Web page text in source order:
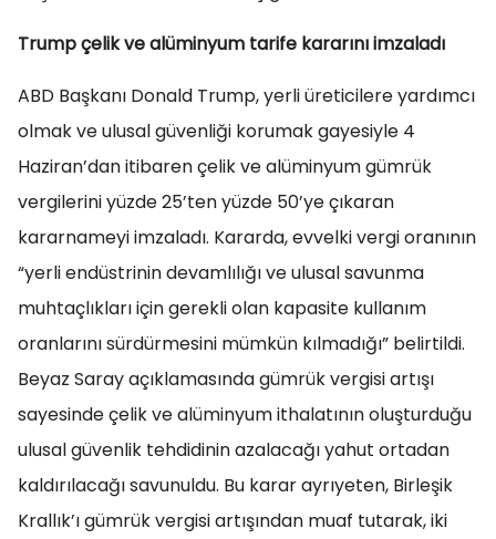
Trump çelik ve alüminyum tarife kararını imzaladı
ABD Başkanı Donald Trump, yerli üreticilere yardımcı
olmak ve ulusal güvenliği korumak gayesiyle 4
Haziran’dan itibaren çelik ve alüminyum gümrük
vergilerini yüzde 25’ten yüzde 50’ye çıkaran
kararnameyi imzaladı. Kararda, evvelki vergi oranının
“yerli endüstrinin devamlılığı ve ulusal savunma
muhtaçlıkları için gerekli olan kapasite kullanım
oranlarını sürdürmesini mümkün kılmadığı” belirtildi.
Beyaz Saray açıklamasında gümrük vergisi artışı
sayesinde çelik ve alüminyum ithalatının oluşturduğu
ulusal güvenlik tehdidinin azalacağı yahut ortadan
kaldırılacağı savunuldu. Bu karar ayrıyeten, Birleşik
Krallık’ı gümrük vergisi artışından muaf tutarak, iki